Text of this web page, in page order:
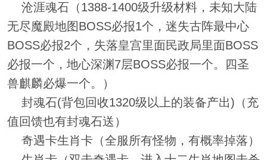
沧涯魂石（1388-1400级升级材料，未知大陆
无尽魔殿地图BOSS必报1个，迷失古阵最中心
BOSS必报2个，失落皇宫里面民政局里面BOSS
必报一个，地心深渊7层BOSS必报一个。四圣
兽麒麟必爆一个。）
封魂石(背包回收1320级以上的装备产出)（充
值回馈也有封魂石送）
奇遇卡生肖卡（全服所有怪物，有概率掉落）